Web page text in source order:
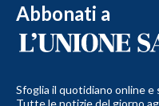
Abbonati a
Sfoglia il quotidiano online
Tutte le notizie del giorno